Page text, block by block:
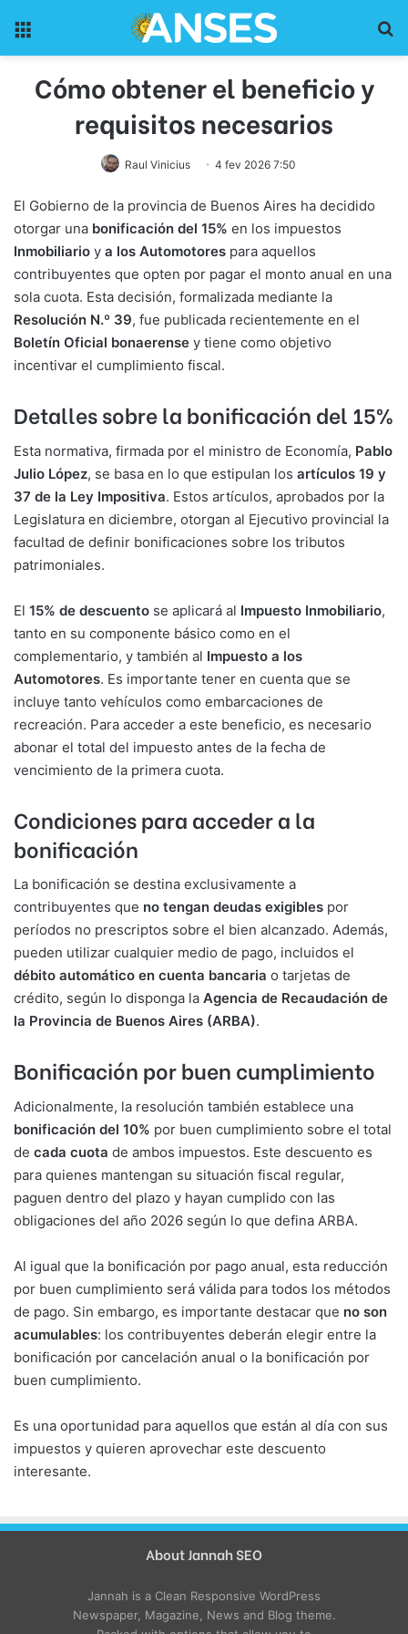
Cómo obtener el beneficio y
requisitos necesarios
Raul Vinicius 4 fev 2026 7:50
El Gobierno de la provincia de Buenos Aires ha decidido
otorgar una bonificación del 15% en los impuestos
Inmobiliario y a los Automotores para aquellos
contribuyentes que opten por pagar el monto anual en una
sola cuota. Esta decisión, formalizada mediante la
Resolución N.º 39, fue publicada recientemente en el
Boletín Oficial bonaerense y tiene como objetivo
incentivar el cumplimiento fiscal.
Detalles sobre la bonificación del 15%
Esta normativa, firmada por el ministro de Economía, Pablo
Julio López, se basa en lo que estipulan los artículos 19 y
37 de la Ley Impositiva. Estos artículos, aprobados por la
Legislatura en diciembre, otorgan al Ejecutivo provincial la
facultad de definir bonificaciones sobre los tributos
patrimoniales.
El 15% de descuento se aplicará al Impuesto Inmobiliario,
tanto en su componente básico como en el
complementario, y también al Impuesto a los
Automotores. Es importante tener en cuenta que se
incluye tanto vehículos como embarcaciones de
recreación. Para acceder a este beneficio, es necesario
abonar el total del impuesto antes de la fecha de
vencimiento de la primera cuota.
Condiciones para acceder a la
bonificación
La bonificación se destina exclusivamente a
contribuyentes que no tengan deudas exigibles por
períodos no prescriptos sobre el bien alcanzado. Además,
pueden utilizar cualquier medio de pago, incluidos el
débito automático en cuenta bancaria o tarjetas de
crédito, según lo disponga la Agencia de Recaudación de
la Provincia de Buenos Aires (ARBA).
Bonificación por buen cumplimiento
Adicionalmente, la resolución también establece una
bonificación del 10% por buen cumplimiento sobre el total
de cada cuota de ambos impuestos. Este descuento es
para quienes mantengan su situación fiscal regular,
paguen dentro del plazo y hayan cumplido con las
obligaciones del año 2026 según lo que defina ARBA.
Al igual que la bonificación por pago anual, esta reducción
por buen cumplimiento será válida para todos los métodos
de pago. Sin embargo, es importante destacar que no son
acumulables: los contribuyentes deberán elegir entre la
bonificación por cancelación anual o la bonificación por
buen cumplimiento.
Es una oportunidad para aquellos que están al día con sus
impuestos y quieren aprovechar este descuento
interesante.
About Jannah SEO
Jannah is a Clean Responsive WordPress
Newspaper, Magazine, News and Blog theme.